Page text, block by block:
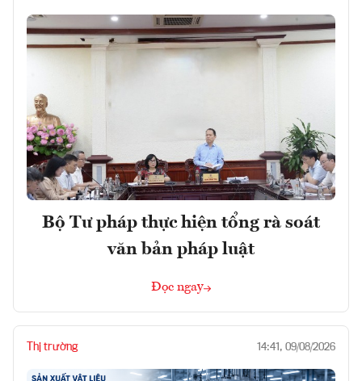
Bộ Tư pháp thực hiện tổng rà soát
văn bản pháp luật
Đọc ngay
Thị trường 14:41, 09/08/2026